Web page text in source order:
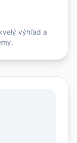
výhľad a